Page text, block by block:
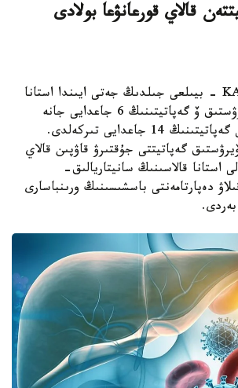
قالاي قورعانۋعا بولادى
استانا. KAZINFORM - بيىلعى جىلدىڭ جەتى ايىندا استانا
قالاسىندا جەدەل ۆيرۋستىق ۆ گەپاتيتىنىڭ 6 جاعدايى جانە
جەدەل ۆيرۋستىق س گەپاتيتىنىڭ 14 جاعدايى تىركەلدى.
گەپاتيتتى جۇقتىرۋ قاۋپىن قالاي
استانا قالاسىنىڭ سانيتاريالىق-
دەپارتامەنتى باسشىسىنىڭ ورىنباسارى
بەردى.